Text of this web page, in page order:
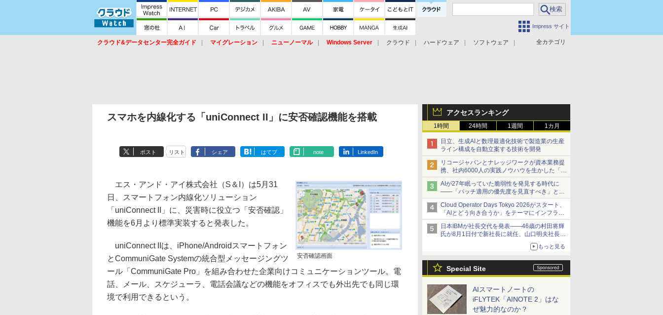
Impress サイト
全カテゴリ
クラウド&データセンター完全ガイド マイグレーション ニューノーマル Windows Server クラウド ハードウェア
ソフトウェア
アクセスランキング
1時間 24時間 1週間 1カ月
日立、生成AIと数理最適化技術で製造業の生産
ライン構成を自動立案する技術を開発
リコージャパンとナレッジワークが資本業務提
携、社内6000人の実践ノウハウを生かした「AI
商談記録 for RICOH」を展開へ
AIが27年眠っていた脆弱性を発見する時代に
――「パッチ適用の優先度を見直すべき」とセ
キュリティ専門家
Cloud Operator Days Tokyo 2026がスタート、
「AIとどう向き合うか」をテーマにインフラ運
用の知見を集約
日本IBMが社長交代を発表――46歳の村田将輝
氏が8月1日付で新社長に就任、山口明夫社長は
もっと見る
Special Site
AIスマートノートの
iFLYTEK「AINOTE 2」はな
ぜ魅力的なのか？
スマホを内線化する「uniConnect II」に安否確認機能を搭載
ポスト リスト シェア はてブ note LinkedIn
安否確認画面
エス・アンド・アイ株式会社（S＆I）は5月31
日、スマートフォン内線化ソリューション
「uniConnect II」に、災害時に役立つ「安否確認」
機能を6月より標準実装すると発表した。
uniConnect IIは、iPhone/Androidスマートフォン
とCommuniGate Systemの統合型メッセージングツ
ール「CommuniGate Pro」を組み合わせた企業向けコミュニケーションツール。電
話、メール、スケジューラ、電話会議などの機能をオフィスでも外出先でも同じ環
境で利用できるという。